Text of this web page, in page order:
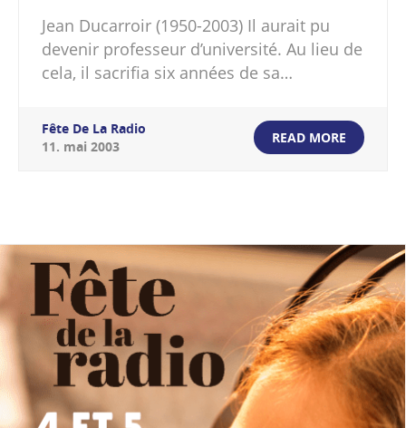
Jean Ducarroir (1950-2003) Il aurait pu
devenir professeur d’université. Au lieu de
cela, il sacrifia six années de sa…
Fête De La Radio
11. mai 2003
READ MORE